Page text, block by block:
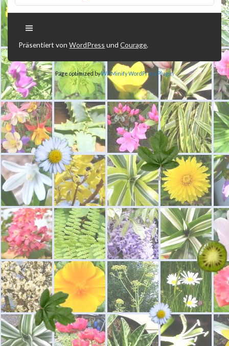
Präsentiert vonWordPress undCourage.
Page optimized byWP MinifyWordPress Plugin